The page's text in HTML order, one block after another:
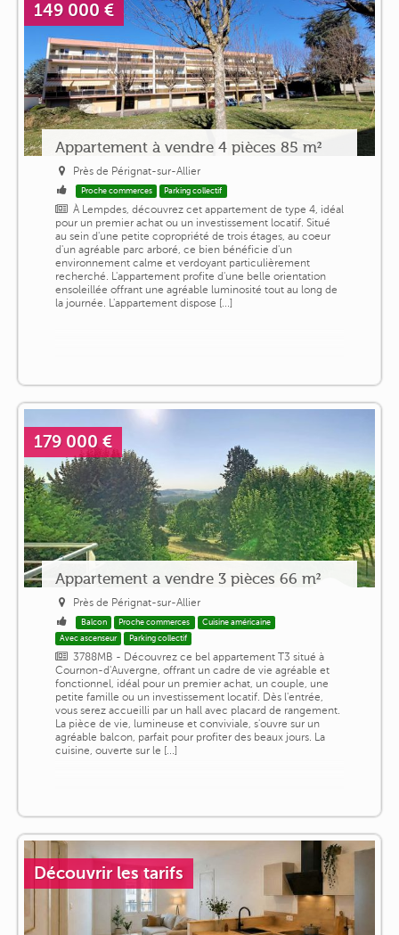
149 000 €
Appartement à vendre 4 pièces 85 m²
Près de Pérignat-sur-Allier
Proche commerces Parking collectif
À Lempdes, découvrez cet appartement de type 4, idéal
pour un premier achat ou un investissement locatif. Situé
au sein d'une petite copropriété de trois étages, au coeur
d'un agréable parc arboré, ce bien bénéficie d'un
environnement calme et verdoyant particulièrement
recherché. L'appartement profite d'une belle orientation
ensoleillée offrant une agréable luminosité tout au long de
la journée. L'appartement dispose [...]
179 000 €
Appartement a vendre 3 pièces 66 m²
Près de Pérignat-sur-Allier
Balcon Proche commerces
Cuisine américaine
Avec ascenseur
Parking collectif
3788MB - Découvrez ce bel appartement T3 situé à
Cournon-d'Auvergne, offrant un cadre de vie agréable et
fonctionnel, idéal pour un premier achat, un couple, une
petite famille ou un investissement locatif. Dès l'entrée,
vous serez accueilli par un hall avec placard de rangement.
La pièce de vie, lumineuse et conviviale, s'ouvre sur un
agréable balcon, parfait pour profiter des beaux jours. La
cuisine, ouverte sur le [...]
Découvrir les tarifs